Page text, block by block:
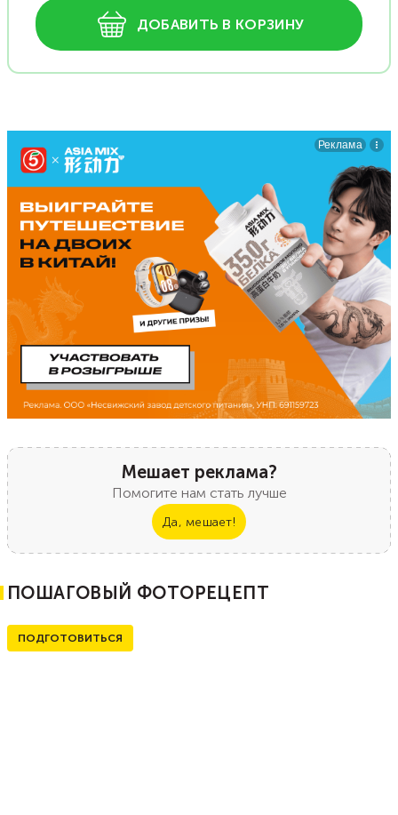
ДОБАВИТЬ В КОРЗИНУ
Мешает реклама?
Помогите нам стать лучше
Да, мешает!
ПОШАГОВЫЙ ФОТОРЕЦЕПТ
ПОДГОТОВИТЬСЯ